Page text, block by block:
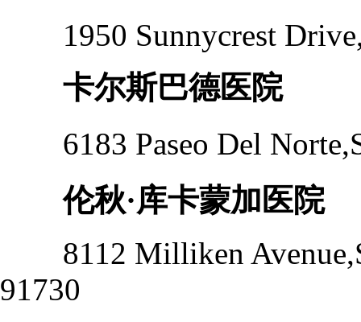
1950 Sunnycrest
卡尔斯巴德医院
6183 Paseo Del
伦秋·库卡蒙加医院
8112 Milliken
91730